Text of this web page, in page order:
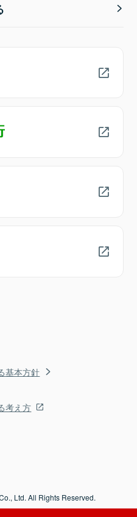
基本方針
考え方
Ltd. All Rights Reserved.